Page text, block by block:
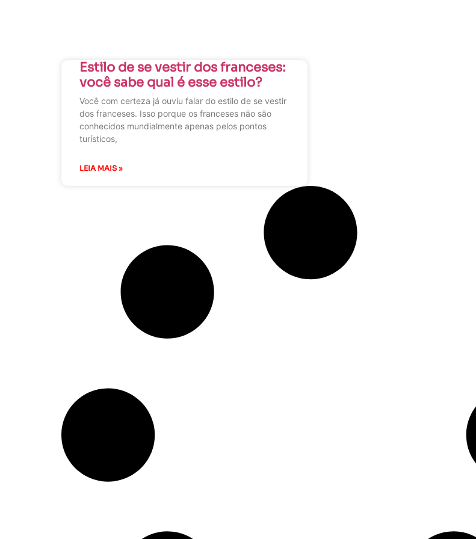
Estilo de se vestir dos franceses:
você sabe qual é esse estilo?
Você com certeza já ouviu falar do estilo de se vestir
dos franceses. Isso porque os franceses não são
conhecidos mundialmente apenas pelos pontos
turísticos,
LEIA MAIS »